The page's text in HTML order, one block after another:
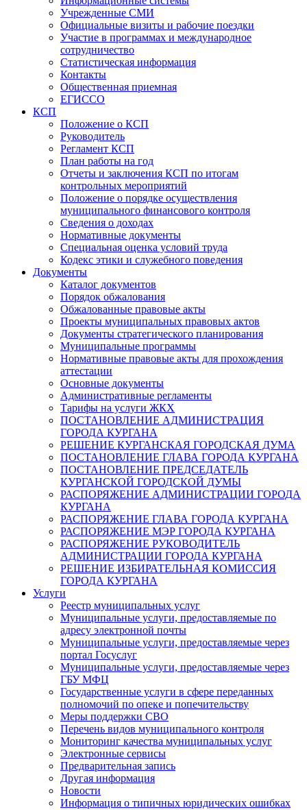
Учрежденные СМИ
Официальные визиты и рабочие поездки
Участие в программах и международное
сотрудничество
Статистическая информация
Контакты
Общественная приемная
ЕГИССО
КСП
Положение о КСП
Руководитель
Регламент КСП
План работы на год
Отчеты и заключения КСП по итогам
контрольных мероприятий
Положение о порядке осуществления
муниципального финансового контроля
Сведения о доходах
Нормативные документы
Специальная оценка условий труда
Кодекс этики и служебного поведения
Документы
Каталог документов
Порядок обжалования
Обжалованные правовые акты
Проекты муниципальных правовых актов
Документы стратегического планирования
Муниципальные программы
Нормативные правовые акты для прохождения
аттестации
Основные документы
Административные регламенты
Тарифы на услуги ЖКХ
ПОСТАНОВЛЕНИЕ АДМИНИСТРАЦИЯ
ГОРОДА КУРГАНА
РЕШЕНИЕ КУРГАНСКАЯ ГОРОДСКАЯ ДУМА
ПОСТАНОВЛЕНИЕ ГЛАВА ГОРОДА КУРГАНА
ПОСТАНОВЛЕНИЕ ПРЕДСЕДАТЕЛЬ
КУРГАНСКОЙ ГОРОДСКОЙ ДУМЫ
РАСПОРЯЖЕНИЕ АДМИНИСТРАЦИИ ГОРОДА
КУРГАНА
РАСПОРЯЖЕНИЕ ГЛАВА ГОРОДА КУРГАНА
РАСПОРЯЖЕНИЕ МЭР ГОРОДА КУРГАНА
РАСПОРЯЖЕНИЕ РУКОВОДИТЕЛЬ
АДМИНИСТРАЦИИ ГОРОДА КУРГАНА
РЕШЕНИЕ ИЗБИРАТЕЛЬНАЯ КОМИССИЯ
ГОРОДА КУРГАНА
Услуги
Реестр муниципальных услуг
Муниципальные услуги, предоставляемые по
адресу электронной почты
Муниципальные услуги, предоставляемые через
портал Госуслуг
Муниципальные услуги, предоставляемые через
ГБУ МФЦ
Государственные услуги в сфере переданных
полномочий по опеке и попечительству
Меры поддержки СВО
Перечень видов муниципального контроля
Мониторинг качества муниципальных услуг
Электронные сервисы
Предварительная запись
Другая информация
Новости
Информация о типичных юридических ошибках